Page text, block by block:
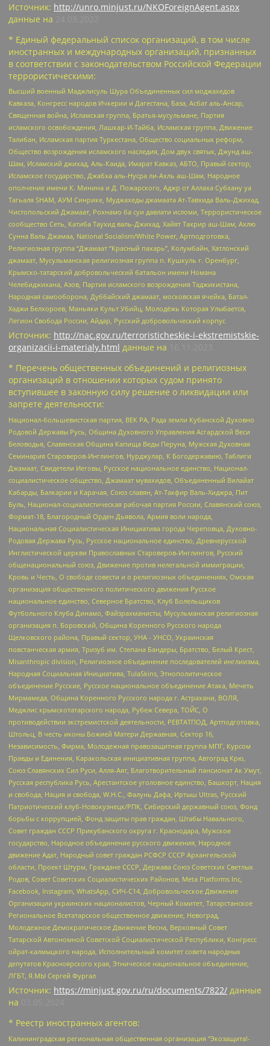
Источник: http://unro.minjust.ru/NKOForeignAgent.aspx
данные на
* Единый федеральный список организаций, в том числе
иностранных и международных организаций, признанных
в соответствии с законодательством Российской Федерации
террористическими:
Высший военный Маджлисуль Шура Объединенных сил моджахедов
Кавказа, Конгресс народов Ичкерии и Дагестана, База, Асбат аль-Ансар,
Священная война, Исламская группа, Братья-мусульмане, Партия
исламского освобождения, Лашкар-И-Тайба, Исламская группа, Движение
Талибан, Исламская партия Туркестана, Общество социальных реформ,
Общество возрождения исламского наследия, Дом двух святых, Джунд аш-
Шам, Исламский джихад, Аль-Каида, Имарат Кавказ, АБТО, Правый сектор,
Исламское государство, Джабха аль-Нусра ли-Ахль аш-Шам, Народное
ополчение имени К. Минина и Д. Пожарского, Аджр от Аллаха Субхану уа
Тагьаля SHAM, АУМ Синрике, Муджахеды джамаата Ат-Тавхида Валь-Джихад,
Чистопольский Джамаат, Рохнамо ба суи давлати исломи, Террористическое
сообщество Сеть, Катиба Таухид валь-Джихад, Хайят Тахрир аш-Шам, Ахлю
Сунна Валь Джамаа, National Socialism/White Power, Артподготовка,
Религиозная группа “Джамаат “Красный пахарь”, Колумбайн, Хатлонский
джамаат, Мусульманская религиозная группа п. Кушкуль г. Оренбург,
Крымско-татарский добровольческий батальон имени Номана
Челебиджихана, Азов, Партия исламского возрождения Таджикистана,
Народная самооборона, Дуббайский джамаат, московская ячейка, Батал-
Хаджи Белхороев, Маньяки Культ Убийц, Молодёжь Которая Улыбается,
Легион Свобода России, Айдар, Русский добровольческий корпус
Источник: http://nac.gov.ru/terroristicheskie-i-ekstremistskie-
organizacii-i-materialy.html данные на
* Перечень общественных объединений и религиозных
организаций в отношении которых судом принято
вступившее в законную силу решение о ликвидации или
запрете деятельности:
Национал-большевистская партия, ВЕК РА, Рада земли Кубанской Духовно
Родовой Державы Русь, Община Духовного Управления Асгардской Веси
Беловодья, Славянская Община Капища Веды Перуна, Мужская Духовная
Семинария Староверов-Инглингов, Нурджулар, К Богодержавию, Таблиги
Джамаат, Свидетели Иеговы, Русское национальное единство, Национал-
социалистическое общество, Джамаат мувахидов, Объединенный Вилайат
Кабарды, Балкарии и Карачая, Союз славян, Ат-Такфир Валь-Хиджра, Пит
Буль, Национал-социалистическая рабочая партия России, Славянский союз,
Формат-18, Благородный Орден Дьявола, Армия воли народа,
Национальная Социалистическая Инициатива города Череповца, Духовно-
Родовая Держава Русь, Русское национальное единство, Древнерусской
Инглистической церкви Православных Староверов-Инглингов, Русский
общенациональный союз, Движение против нелегальной иммиграции,
Кровь и Честь, О свободе совести и о религиозных объединениях, Омская
организация общественного политического движения Русское
национальное единство, Северное Братство, Клуб Болельщиков
Футбольного Клуба Динамо, Файзрахманисты, Мусульманская религиозная
организация п. Боровский, Община Коренного Русского народа
Щелковского района, Правый сектор, УНА - УНСО, Украинская
повстанческая армия, Тризуб им. Степана Бандеры, Братство, Белый Крест,
Misanthropic division, Религиозное объединение последователей инглиизма,
Народная Социальная Инициатива, TulaSkins, Этнополитическое
объединение Русские, Русское национальное объединение Атака, Мечеть
Мирмамеда, Община Коренного Русского народа г. Астрахани, ВОЛЯ,
Меджлис крымскотатарского народа, Рубеж Севера, ТОЙС, О
противодействии экстремистской деятельности, РЕВТАТПОД, Артподготовка,
Штольц, В честь иконы Божией Матери Державная, Сектор 16,
Независимость, Фирма, Молодежная правозащитная группа МПГ, Курсом
Правды и Единения, Каракольская инициативная группа, Автоград Крю,
Союз Славянских Сил Руси, Алля-Аят, Благотворительный пансионат Ак Умут,
Русская республика Русь, Арестантское уголовное единство, Башкорт, Нация
и свобода, Нация и свобода, W.H.С., Фалунь Дафа, Иртыш Ultras, Русский
Патриотический клуб-Новокузнецк/РПК, Сибирский державный союз, Фонд
борьбы с коррупцией, Фонд защиты прав граждан, Штабы Навального,
Совет граждан СССР Прикубанского округа г. Краснодара, Мужское
государство, Народное объединение русского движения, Народное
движение Адат, Народный совет граждан РСФСР СССР Архангельской
области, Проект Штурм, Граждане СССР, Держава Союз Советских Светлых
Родов, Совет Советских Социалистических Районов, Meta Platforms Inc,
Facebook, Instagram, WhatsApp, СИЧ-С14, Добровольческое Движение
Организации украинских националистов, Черный Комитет, Татарстанское
Региональное Всетатарское общественное движение, Невоград,
Молодежное Демократическое Движение Весна, Верховный Совет
Татарской Автономной Советской Социалистической Республики, Конгресс
ойрат-калмыцкого народа, Исполнительный комитет совета народных
депутатов Красноярского края, Этническое национальное объединение,
ЛГБТ, Я.МЫ Сергей Фургал
Источник: https://minjust.gov.ru/ru/documents/7822/ данные
на
* Реестр иностранных агентов:
Калининградская региональная общественная организация "Экозащита!-Женсовет", Фонд содействия защите прав и свобод граждан "Общественный вердикт", Фонд "Институт Развития Свободы Информации", Частное учреждение "Информационное агентство МЕМО. РУ", Региональная общественная организация "Общественная комиссия по сохранению наследия академика Сахарова", Фонд поддержки свободы прессы, Санкт-Петербургская общественная правозащитная организация "Гражданский контроль", Межрегиональная общественная организация "Информационно-просветительский центр "Мемориал", Региональный Фонд "Центр Защиты Прав Средств Массовой Информации", с 05.12.2023 Фонд "Центр Защиты Прав Средств массовой информации", Региональная общественная благотворительная организация помощи беженцам и мигрантам "Гражданское содействие", Негосударственное образовательное учреждение дополнительного профессионального образования (повышение квалификации) специалистов "АКАДЕМИЯ ПО ПРАВАМ ЧЕЛОВЕКА", Свердловская региональная общественная организация "Сутяжник", Автономная некоммерческая организация "Центр независимых социологических исследований", Союз общественных объединений "Российский исследовательский центр по правам человека", Региональное общественное учреждение научно-информационный центр "МЕМОРИАЛ", Некоммерческая организация "Фонд защиты гласности", Автономная некоммерческая организация "Институт прав человека", Городская общественная организация "Екатеринбургское общество "МЕМОРИАЛ", Городская общественная организация "Рязанское историко-просветительское и правозащитное общество "Мемориал" (Рязанский Мемориал), Челябинский региональный орган общественной самодеятельности – женское общественное объединение "Женщины Евразии", Челябинский региональный орган общественной самодеятельности "Уральская правозащитная группа", Фонд содействия защите здоровья и социальной справедливости имени Андрея Рылькова, Автономная Некоммерческая Организация "Аналитический Центр Юрия Левады", Автономная некоммерческая организация социальной поддержки населения "Проект Апрель", Региональная общественная организация помощи женщинам и детям, находящимся в кризисной ситуации "Информационно-методический центр "Анна", Фонд содействия развитию массовых коммуникаций и правовому просвещению "Так-так-Так", Фонд содействия устойчивому развитию "Серебряная тайга", Свердловский региональный общественный фонд социальных проектов "Новое время", "Idel.Реалии", Кавказ.Реалии, Крым.Реалии, Телеканал Настоящее Время, Татаро-башкирская служба Радио Свобода (Azatliq Radiosi), Радио Свободная Европа/Радио Свобода (PCE/PC), "Сибирь.Реалии", "Фактограф", Благотворительный фонд помощи осужденным и их семьям, Автономная некоммерческая организация "Институт глобализации и социальных движений", Фонд "В защиту прав заключенных", Частное учреждение "Центр поддержки и содействия развитию средств массовой информации", Пензенский региональный общественный благотворительный фонд "Гражданский союз", "Север.Реалии", Некоммерческая организация Фонд "Правовая инициатива", Общество с ограниченной ответственностью "Радио Свободная Европа/Радио Свобода", Чешское информационное агентство "MEDIUM-ORIENT", Красноярская региональная общественная организация "Мы против СПИДа", Камалягин Денис Николаевич, Маркелов Сергей Евгеньевич, Пономарев Лев Александрович, Савицкая Людмила Алексеевна, Автономная некоммерческая организация "Центр по работе с проблемой насилия "НАСИЛИЮ.НЕТ", Межрегиональный профессиональный союз работников здравоохранения "Альянс врачей", Юридическое лицо, зарегистрированное в Латвийской Республике, SIA "Medusa Project" (регистрационный номер 40103797863, дата регистрации 10.06.2014), Некоммерческая организация "Фонд по борьбе с коррупцией", Автономная некоммерческая организация "Институт права и публичной политики", Баданин Роман Сергеевич, Гликин Максим Александрович, Железнова Мария Михайловна, Лукьянова Юлия Сергеевна, Маетная Елизавета Витальевна, Маняхин Петр Борисович, Чуракова Ольга Владимировна, Ярош Юлия Петровна, Юридическое лицо "The Insider SIA", зарегистрированное в Риге, Латвийская Республика (дата регистрации 26.06.2015), являющееся администратором доменного имени интернет-издания "The Insider SIA", https://theins.ru, Постернак Алексей Евгеньевич, Рубин Михаил Аркадьевич, Анин Роман Александрович, Юридическое лицо Istories fonds, зарегистрированное в Латвийской Республике (регистрационный номер 50008295751, дата регистрации 24.02.2020), Великовский Дмитрий Александрович, Долинина Ирина Николаевна, Мароховская Алеся Алексеевна, Шлейнов Роман Юрьевич, Шмагун Олеся Валентиновна, Общество с ограниченной ответственностью "Альтаир 2021", Общество с ограниченной ответственностью "Вега 2021", Общество с ограниченной ответственностью "Главный редактор 2021", Общество с ограниченной ответственностью "Ромашки монолит", Важенков Артем Валерьевич, Ивановская областная общественная организация "Центр гендерных исследований", Гурман Юрий Альбертович, Медиапроект "ОВД-Инфо", Егоров Владимир Владимирович, Жилинский Владимир Александрович, Общество с ограниченной ответственностью "ЗП", Иванова София Юрьевна, Карезина Инна Павловна, Кильтау Екатерина Викторовна, Петров Алексей Викторович, Пискунов Сергей Евгеньевич, Смирнов Сергей Сергеевич, Тихонов Михаил Сергеевич, Общество с ограниченной ответственностью "ЖУРНАЛИСТ-ИНОСТРАННЫЙ АГЕНТ", Арапова Галина Юрьевна, Вольтская Татьяна Анатольевна, Американская компания "Mason G.E.S. Anonymous Foundation" (США), являющаяся владельцем интернет-издания https://mnews.world/, Компания "Stichting Bellingcat", зарегистрированная в Нидерландах (дата регистрации 11.07.2018), Захаров Андрей Вячеславович, Клепиковская Екатерина Дмитриевна, Общество с ограниченной ответственностью "МЕМО", Перл Роман Александрович, Симонов Евгений Алексеевич, Соловьева Елена Анатольевна, Сотников Даниил Владимирович, Сурначева Елизавета Дмитриевна, Автономная некоммерческая организация по защите прав человека и информированию населения "Якутия – Наше Мнение", Общество с ограниченной ответственностью "Москоу диджитал медиа", с 26.01.2023 Общество с ограниченной ответственностью "Чайка Белые сады", Ветошкина Валерия Валерьевна, Заговора Максим Александрович, Межрегиональное общественное движение "Российская ЛГБТ - сеть", Оленичев Максим Владимирович, Павлов Иван Юрьевич, Скворцова Елена Сергеевна, Общество с ограниченной ответственностью "Как бы инагент", Кочетков Игорь Викторович, Общество с ограниченной ответственностью "Честные выборы", Еланчик Олег Александрович, Общество с ограниченной ответственностью "Нобелевский призыв", Гималова Регина Эмилевна, Григорьев Андрей Валерьевич, Григорьева Алина Александровна, Ассоциация по содействию защите прав призывников, альтернативнослужащих и военнослужащих "Правозащитная группа "Гражданин.Армия.Право", Хисамова Регина Фаритовна, Автономная некоммерческая организация по реализации социально-правовых программ "Лилит", Дальневосточное общественное движение "Маяк", Санкт-Петербургская ЛГБТ-инициативная группа "Выход", Инициативная группа ЛГБТ+ "Реверс", Алексеев Андрей Викторович, Бекбулатова Таисия Львовна, Беляев Иван Михайлович, Владыкина Елена Сергеевна, Гельман Марат Александрович, Никульшина Вероника Юрьевна, Толоконникова Надежда Андреевна, Шендерович Виктор Анатольевич, Общество с ограниченной ответственностью "Данное сообщение", Общество с ограниченной ответственностью Издательский дом "Новая глава", Айнбиндер Александра Александровна, Московский комьюнити-центр для ЛГБТ+инициатив, Благотворительный фонд развития филантропии, Deutsche Welle (Германия, Kurt-Schumacher-Strasse 3, 53113 Bonn), Борзунова Мария Михайловна, Воробьев Виктор Викторович, Голубева Анна Львовна, Константинова Алла Михайловна, Малкова Ирина Владимировна, Мурадов Мурад Абдулгалимович, Осетинская Елизавета Николаевна, Понасенков Евгений Николаевич, Ганапольский Матвей Юрьевич, Киселев Евгений Алексеевич, Борухович Ирина Григорьевна, Дремин Иван Тимофеевич, Дубровский Дмитрий Викторович, Красноярская региональная общественная организация поддержки и развития альтернативных образовательных технологий и межкультурных коммуникаций "ИНТЕРРА", Маяковская Екатерина Алексеевна, Фейгин Марк Захарович, Филимонов Андрей Викторович, Дзугкоева Регина Николаевна, Доброхотов Роман Александрович, Дудь Юрий Александрович, Елкин Сергей Владимирович, Кругликов Кирилл Игоревич, Сабунаева Мария Леонидовна, Семенов Алексей Владимирович, Шаинян Карен Багратович, Шульман Екатерина Михайловна, Асафьев Артур Валерьевич, Вахштайн Виктор Семенович, Венедиктов Алексей Алексеевич, Лушникова Екатерина Евгеньевна, Волков Леонид Михайлович, Невзоров Александр Глебович, Пархоменко Сергей Борисович, Сироткин Ярослав Николаевич, Кара-Мурза Владимир Владимирович, Баранова Наталья Владимировна, Гозман Леонид Яковлевич, Кагарлицкий Борис Юльевич, Климарев Михаил Валерьевич, Милов Владимир Станиславович, Автономная некоммерческая организация Краснодарский центр современного искусства "Типография", Моргенштерн Алишер Тагирович, Соболь Любовь Эдуардовна, Общество с ограниченной ответственностью "ЛИЗА НОРМ", Каспаров Гарри Кимович, Ходорковский Михаил Борисович, Общество с ограниченной ответственностью "Апрельские тезисы", Данилович Ирина Брониславовна, Кашин Олег Владимирович, Петров Николай Владимирович, Пивоваров Алексей Владимирович, Соколов Михаил Владимирович, Цветкова Юлия Владимировна, Чичваркин Евгений Александрович, Комитет против пыток/Команда против пыток, Общество с ограниченной ответственностью "Первый научный", Общество с ограниченной ответственностью "Вертолет и ко", Белоцерковская Вероника Борисовна, Кац Максим Евгеньевич, Лазарева Татьяна Юрьевна, Шаведдинов Руслан Табризович, Яшин Илья Валерьевич, Общество с ограниченной ответственностью "Иноагент ААВ", Алешковский Дмитрий Петрович, Альбац Евгения Марковна, Быков Дмитрий Львович, Галямина Юлия Евгеньевна, Лойко Сергей Леонидович, Мартынов Кирилл Константинович, Медведев Сергей Александрович, Крашенинников Федор Геннадиевич, Гордеева Катерина Вл